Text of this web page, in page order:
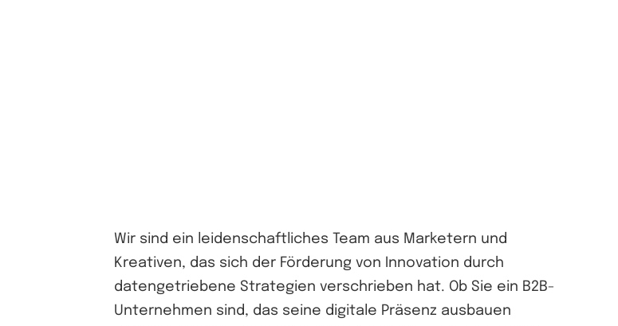
Wir sind ein leidenschaftliches Team aus Marketern und
Kreativen, das sich der Förderung von Innovation durch
datengetriebene Strategien verschrieben hat. Ob Sie ein B2B-
Unternehmen sind, das seine digitale Präsenz ausbauen